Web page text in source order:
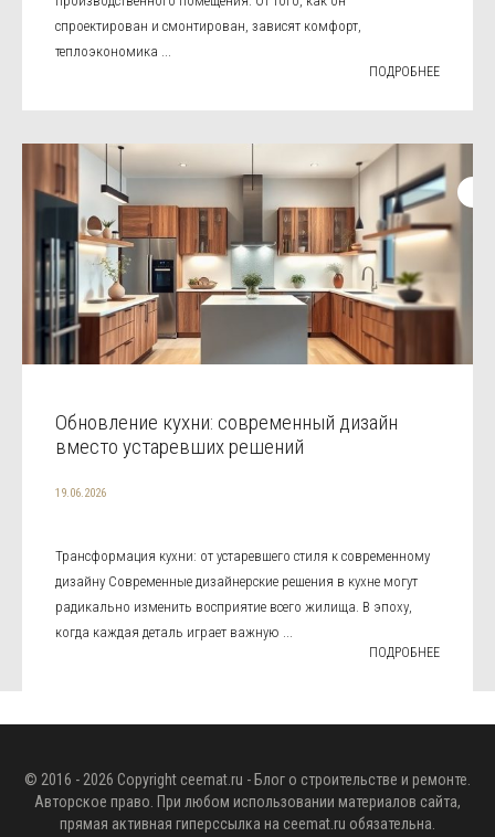
спроектирован и смонтирован, зависят комфорт,
теплоэкономика ...
ПОДРОБНЕЕ
Обновление кухни: современный дизайн
вместо устаревших решений
19.06.2026
Трансформация кухни: от устаревшего стиля к современному
дизайну Современные дизайнерские решения в кухне могут
радикально изменить восприятие всего жилища. В эпоху,
когда каждая деталь играет важную ...
ПОДРОБНЕЕ
© 2016 - 2026 Copyright ceemat.ru - Блог о строительстве и ремонте.
Авторское право. При любом использовании материалов сайта,
прямая активная гиперссылка на ceemat.ru обязательна.